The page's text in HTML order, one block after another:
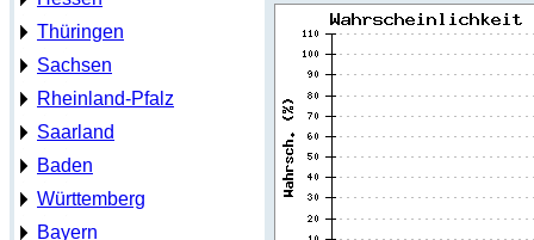
Thüringen
Sachsen
Rheinland-Pfalz
Saarland
Baden
Württemberg
Bayern